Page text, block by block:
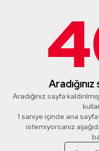
Aradığınız sayfa
1 saniye içinde ana
istemiyorsanız